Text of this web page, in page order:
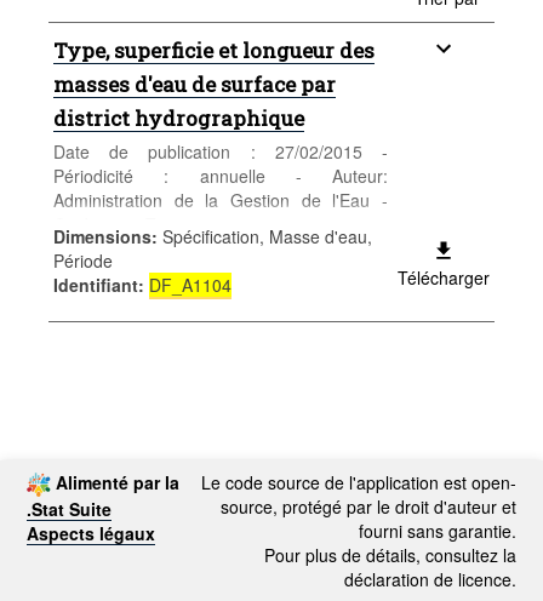
Type, superficie et longueur des
masses d'eau de surface par
district hydrographique
Date de publication : 27/02/2015 -
Périodicité : annuelle - Auteur:
Administration de la Gestion de l'Eau -
Catégorie: Territoire et environnement -
Territoire et climat - Mots-clés: Eau,
rivières, lacs, DCE
Dimensions: Spécification, Masse d'eau,
Période
Identifiant: DF_A1104 Télécharger
Alimenté par la
.Stat Suite
Aspects légaux
Le code source de l'application est open-
source, protégé par le droit d'auteur et
fourni sans garantie.
Pour plus de détails, consultez la
déclaration de licence.